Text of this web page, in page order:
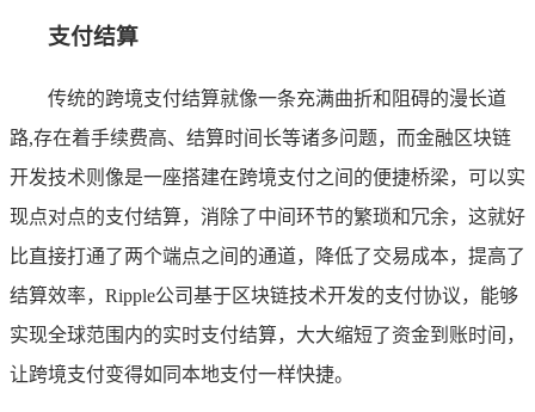
支付结算
传统的跨境支付结算就像一条充满曲折和阻碍的漫长道
路,存在着手续费高、结算时间长等诸多问题，而金融区块链
开发技术则像是一座搭建在跨境支付之间的便捷桥梁，可以实
现点对点的支付结算，消除了中间环节的繁琐和冗余，这就好
比直接打通了两个端点之间的通道，降低了交易成本，提高了
结算效率，Ripple公司基于区块链技术开发的支付协议，能够
实现全球范围内的实时支付结算，大大缩短了资金到账时间，
让跨境支付变得如同本地支付一样快捷。